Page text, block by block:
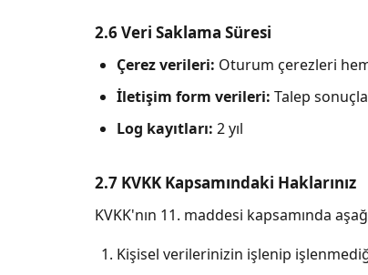
2.6 Veri Saklama Süresi
Çerez verileri: Oturum çerezleri
İletişim form verileri: Talep
Log kayıtları: 2 yıl
2.7 KVKK Kapsamındaki Haklarınız
KVKK'nın 11. maddesi kapsamında
Kişisel verilerinizin işlenip